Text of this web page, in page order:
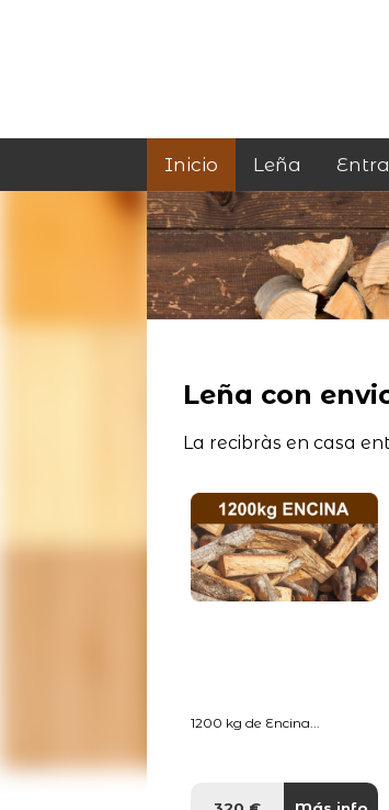
Inicio Leña
Leña con
La recibràs en casa
1200 kg de Encina...